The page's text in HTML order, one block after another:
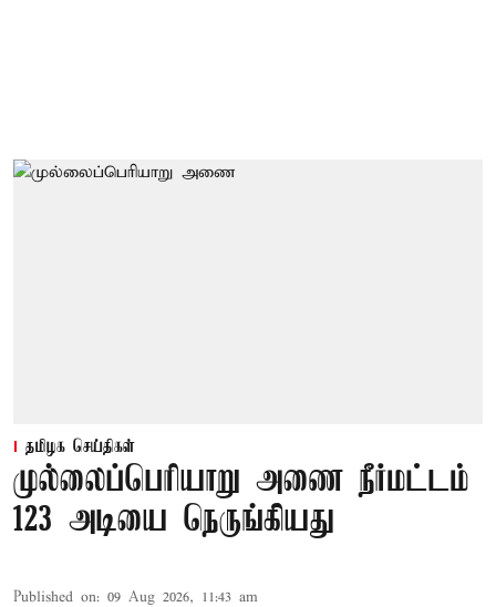
தமிழக செய்திகள்
முல்லைப்பெரியாறு அணை நீர்மட்டம்
123 அடியை நெருங்கியது
Published on: 09 Aug 2026, 11:43 am